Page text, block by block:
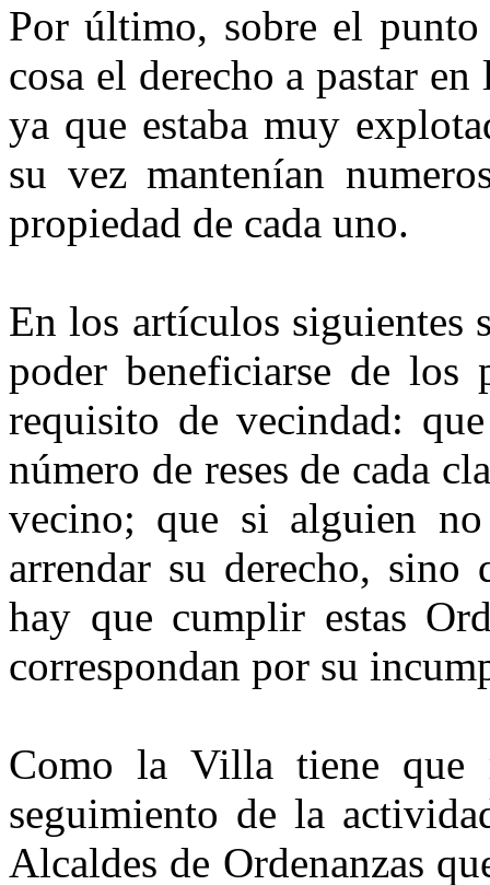
Por último, sobre el
cosa el derecho a pastar
ya que estaba muy
su vez mantenían
propiedad de cada uno.
En los artículos siguientes
poder beneficiarse de los
requisito de vecindad:
número de reses de cada
vecino; que si alguien
arrendar su derecho,
hay que cumplir estas
correspondan por su
Como la Villa tiene que
seguimiento de la
Alcaldes de Ordenanzas